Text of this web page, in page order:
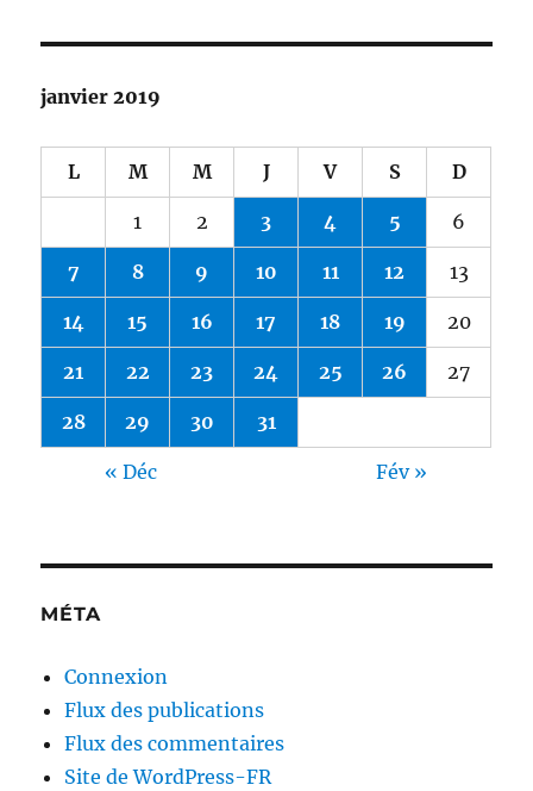
janvier 2019
L M M J V S D
1 2 3 4 5 6
7 8 9 10 11 12 13
14 15 16 17 18 19 20
21 22 23 24 25 26 27
28 29 30 31
« Déc Fév »
MÉTA
Connexion
Flux des publications
Flux des commentaires
Site de WordPress-FR